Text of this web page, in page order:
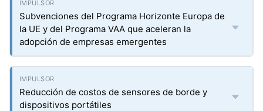
Subvenciones del Programa Horizonte Europa de
la UE y del Programa VAA que aceleran la
adopción de empresas emergentes
Reducción de costos de sensores de borde y
dispositivos portátiles